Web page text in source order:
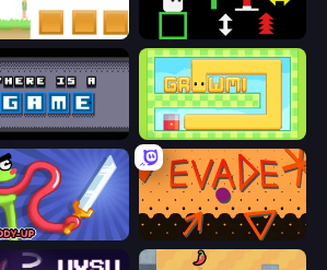
Platformer Plactions
Is No Game Growmi
Evade